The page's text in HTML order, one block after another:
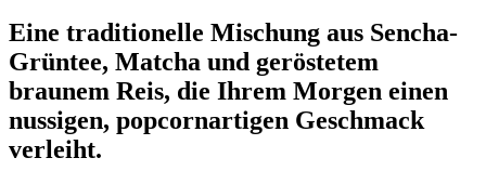
Eine traditionelle Mischung aus Sencha-
Grüntee, Matcha und geröstetem
braunem Reis, die Ihrem Morgen einen
nussigen, popcornartigen Geschmack
verleiht.